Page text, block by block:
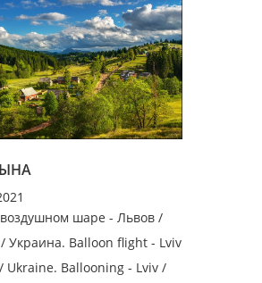
шаре - Львов /
/ Украина. Balloon flight - Lviv
Ukraine. Ballooning - Lviv /